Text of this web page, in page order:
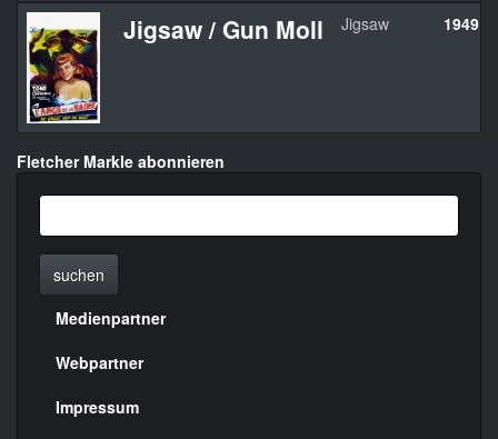
Jigsaw / Gun Moll Jigsaw 1949
Fletcher Markle abonnieren
suchen
Menülinks
rechte
Seite
Medienpartner
Webpartner
Impressum